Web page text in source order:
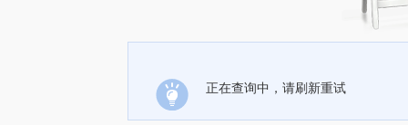
正在查询中，请刷新重试